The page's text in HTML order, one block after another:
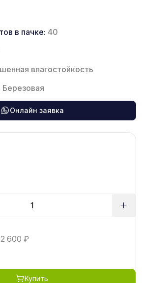
в пачке: 40
влагостойкость
Березовая
Онлайн заявка
2 600 ₽
Купить